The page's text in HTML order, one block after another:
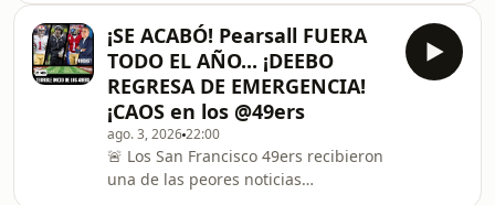
NFLLa NFL se gana en las trincheras...
y estos equipos lo están
demostrando. En este episodio
analizo a&nbsp;las cinco defensivas
más letales para atacar quarterbacks,
las estadísticas que respaldan su
dominio y los&nbsp;cinco pass
rushers más devastadores de la liga,
¡SE ACABÓ! Pearsall FUERA
TODO EL AÑO... ¡DEEBO
REGRESA DE EMERGENCIA!
¡CAOS en los ⁨@49ers⁩
ago. 3, 202622:00
🚨 Los San Francisco 49ers recibieron
una de las peores noticias